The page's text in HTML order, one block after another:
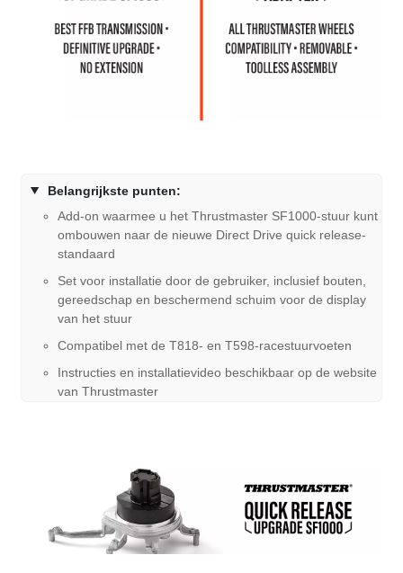
Belangrijkste punten:
Add-on waarmee u het Thrustmaster SF1000-stuur kunt
ombouwen naar de nieuwe Direct Drive quick release-
standaard
Set voor installatie door de gebruiker, inclusief bouten,
gereedschap en beschermend schuim voor de display
van het stuur
Compatibel met de T818- en T598-racestuurvoeten
Instructies en installatievideo beschikbaar op de website
van Thrustmaster